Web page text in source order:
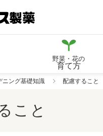
野菜・花の
育て方
ニング基礎知識 配慮すること
こと